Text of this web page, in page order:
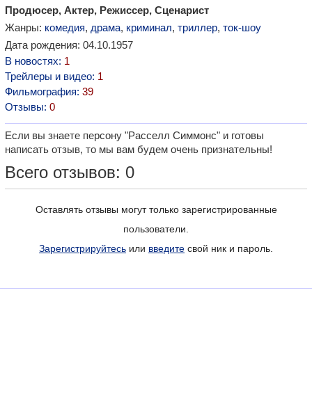
Продюсер, Актер, Режиссер, Сценарист
Жанры: комедия, драма, криминал, триллер, ток-шоу
Дата рождения: 04.10.1957
В новостях: 1
Трейлеры и видео: 1
Фильмография: 39
Отзывы: 0
Если вы знаете персону "Расселл Симмонс" и готовы
написать отзыв, то мы вам будем очень признательны!
Всего отзывов: 0
Оставлять отзывы могут только зарегистрированные
пользователи.
Зарегистрируйтесь или введите свой ник и пароль.